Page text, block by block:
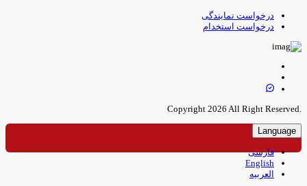
درخواست نمایندگی
درخواست استخدام
Language
فارسی
English
العربیه